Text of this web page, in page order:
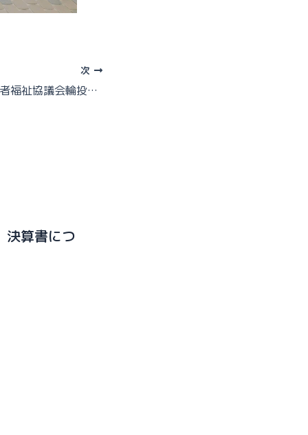
次
県南ブロック高齢者福祉協議会輪投げ大会
決算書につ